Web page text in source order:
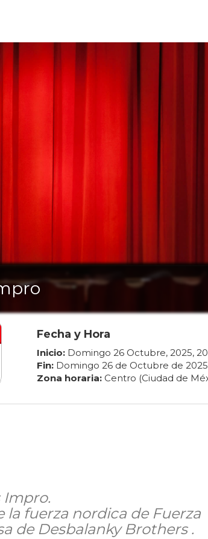
Fecha y Hora
Inicio: Domingo 26 Octubre, 2025, 20
Fin: Domingo 26de Octubre de 2025
Zona horaria: Centro (Ciudad de
Impro.
fuerza nordica de Fuerza
de Desbalanky Brothers .